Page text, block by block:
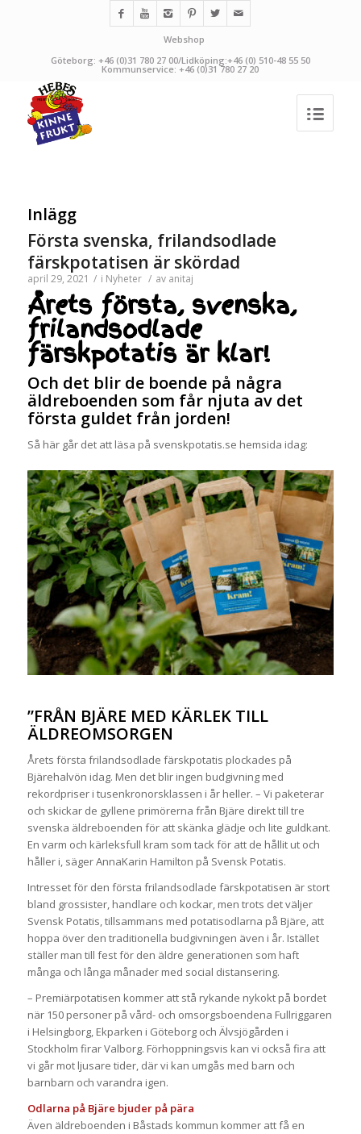
Webshop
Göteborg: +46 (0)31 780 27 00/Lidköping:+46 (0) 510-48 55 50
Kommunservice: +46 (0)31 780 27 20
Inlägg
Första svenska, frilandsodlade
färskpotatisen är skördad
april 29, 2021 / i Nyheter / av anitaj
Årets första, svenska,
frilandsodlade
färskpotatis är klar!
Och det blir de boende på några
äldreboenden som får njuta av det
första guldet från jorden!
Så här går det att läsa på svenskpotatis.se hemsida idag:
”FRÅN BJÄRE MED KÄRLEK TILL
ÄLDREOMSORGEN
Årets första frilandsodlade färskpotatis plockades på
Bjärehalvön idag. Men det blir ingen budgivning med
rekordpriser i tusenkronorsklassen i år heller. – Vi paketerar
och skickar de gyllene primörerna från Bjäre direkt till tre
svenska äldreboenden för att skänka glädje och lite guldkant.
En varm och kärleksfull kram som tack för att de hållit ut och
håller i, säger AnnaKarin Hamilton på Svensk Potatis.
Intresset för den första frilandsodlade färskpotatisen är stort
bland grossister, handlare och kockar, men trots det väljer
Svensk Potatis, tillsammans med potatisodlarna på Bjäre, att
hoppa över den traditionella budgivningen även i år. Istället
ställer man till fest för den äldre generationen som haft
många och långa månader med social distansering.
– Premiärpotatisen kommer att stå rykande nykokt på bordet
när 150 personer på vård- och omsorgsboendena Fullriggaren
i Helsingborg, Ekparken i Göteborg och Älvsjögården i
Stockholm firar Valborg. Förhoppningsvis kan vi också fira att
vi går mot ljusare tider, där vi kan umgås med barn och
barnbarn och varandra igen.
Odlarna på Bjäre bjuder på pära
Även äldreboenden i Båstads kommun kommer att få en